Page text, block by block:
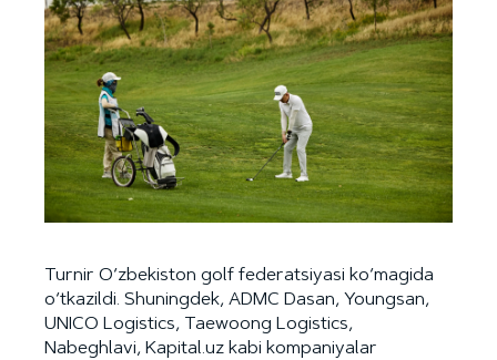
Turnir O‘zbekiston golf federatsiyasi ko‘magida
o‘tkazildi. Shuningdek, ADMC Dasan, Youngsan,
UNICO Logistics, Taewoong Logistics,
Nabeghlavi, Kapital.uz kabi kompaniyalar